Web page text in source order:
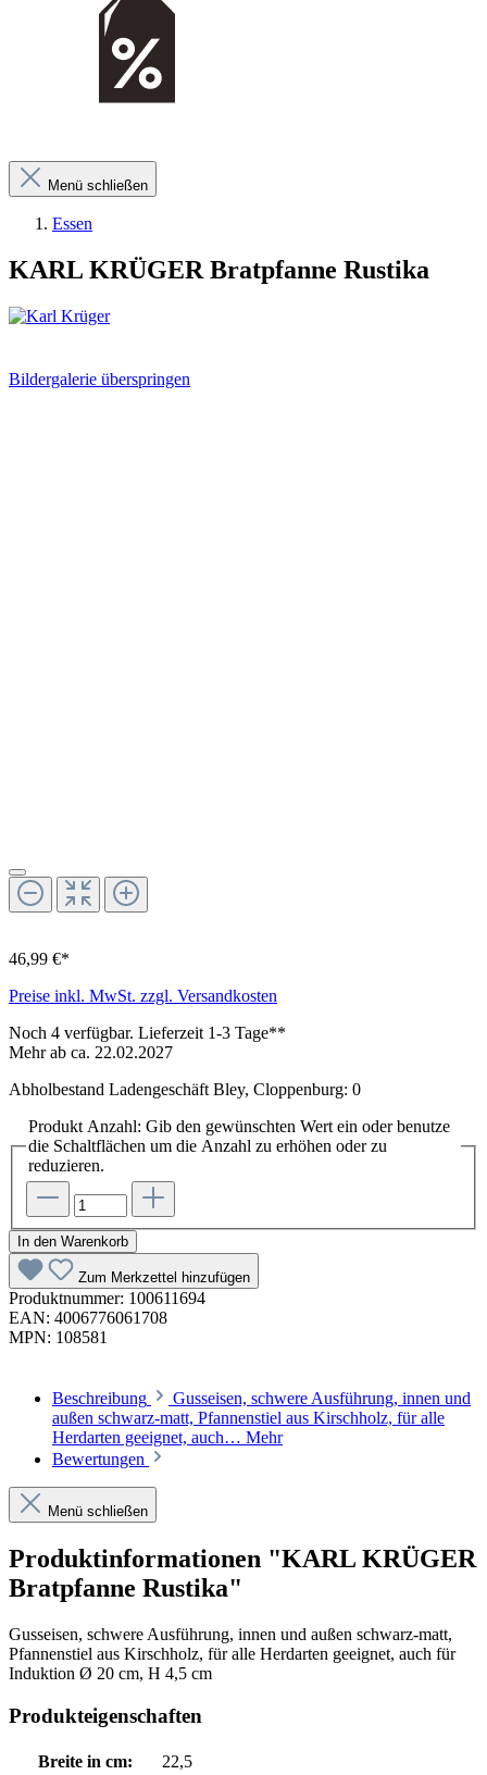
Menü schließen
Essen
KARL KRÜGER Bratpfanne Rustika
Bildergalerie überspringen
46,99 €*
Preise inkl. MwSt. zzgl. Versandkosten
Noch 4 verfügbar. Lieferzeit 1-3 Tage**
Mehr ab ca. 22.02.2027
Abholbestand Ladengeschäft Bley, Cloppenburg: 0
Produkt Anzahl: Gib den gewünschten Wert ein oder benutze
die Schaltflächen um die Anzahl zu erhöhen oder zu
reduzieren.
In den Warenkorb
Zum Merkzettel hinzufügen
Produktnummer: 100611694
EAN: 4006776061708
MPN: 108581
Beschreibung
Gusseisen, schwere Ausführung, innen und
außen schwarz-matt, Pfannenstiel aus Kirschholz, für alle
Herdarten geeignet, auch… Mehr
Bewertungen
Menü schließen
Produktinformationen "KARL KRÜGER
Bratpfanne Rustika"
Gusseisen, schwere Ausführung, innen und außen schwarz-matt,
Pfannenstiel aus Kirschholz, für alle Herdarten geeignet, auch für
Induktion Ø 20 cm, H 4,5 cm
Produkteigenschaften
Breite in cm:
22,5